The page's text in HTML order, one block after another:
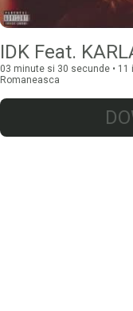
IDK Feat.
03 minute si 30 secunde • 11
Romaneasca